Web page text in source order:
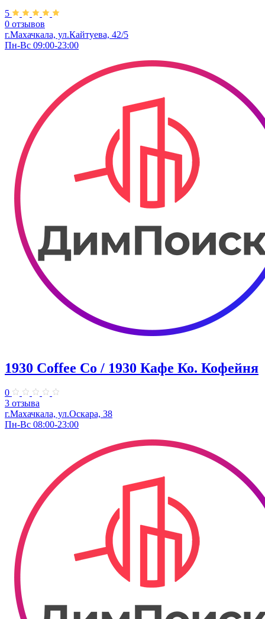
5
0 отзывов
г.Махачкала, ул.Кайтуева, 42/5
Пн-Вс 09:00-23:00
1930 Coffee Co / 1930 Кафе Ко. Кофейня
0
3 отзыва
г.Махачкала, ​ул.Оскара, 38
Пн-Вс 08:00-23:00